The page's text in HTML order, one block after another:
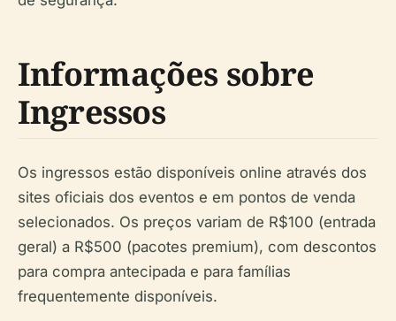
Informações sobre
Ingressos
Os ingressos estão disponíveis online através dos
sites oficiais dos eventos e em pontos de venda
selecionados. Os preços variam de R$100 (entrada
geral) a R$500 (pacotes premium), com descontos
para compra antecipada e para famílias
frequentemente disponíveis.